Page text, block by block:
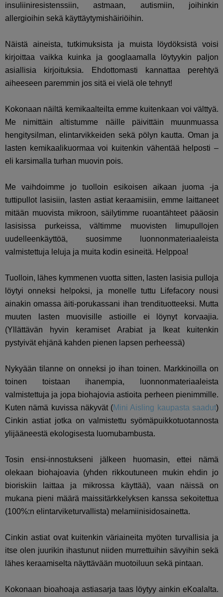
insuliiniresistenssiin, astmaan, autismiin, joihinkin
allergioihin sekä käyttäytymishäiriöihin.
Näistä aineista, tutkimuksista ja muista löydöksistä voisi
kirjoittaa vaikka kuinka ja googlaamalla löytyykin paljon
asiallisia kirjoituksia. Ehdottomasti kannattaa perehtyä
aiheeseen paremmin jos sitä ei vielä ole tehnyt!
Kokonaan näiltä kemikaalteilta emme kuitenkaan voi välttyä.
Me nimittäin altistumme näille päivittäin muunmuassa
hengitysilman, elintarvikkeiden sekä pölyn kautta. Oman ja
lasten kemikaalikuormaa voi kuitenkin vähentää helposti –
eli karsimalla turhan muovin pois.
Me vaihdoimme jo tuolloin esikoisen aikaan juoma -ja
tuttipullot lasisiin, lasten astiat keraamisiin, emme laittaneet
mitään muovista mikroon, säilytimme ruoantähteet pääosin
lasisissa purkeissa, vältimme muovisten limupullojen
uudelleenkäyttöä, suosimme luonnonmateriaaleista
valmistettuja leluja ja muita kodin esineitä. Helppoa!
Tuolloin, lähes kymmenen vuotta sitten, lasten lasisia pulloja
löytyi onneksi helpoksi, ja monelle tuttu Lifefacory nousi
ainakin omassa äiti-porukassani ihan trendituotteeksi. Mutta
muuten lasten muovisille astioille ei löynyt korvaajia.
(Yllättävän hyvin keramiset Arabiat ja Ikeat kuitenkin
pystyivät ehjänä kahden pienen lapsen perheessä)
Nykyään tilanne on onneksi jo ihan toinen. Markkinoilla on
toinen toistaan ihanempia, luonnonmateriaaleista
valmistettuja ja jopa biohajovia astioita perheen pienimmille.
Kuten nämä kuvissa näkyvät (Mini Aisling kaupasta saadut)
Cinkin astiat jotka on valmistettu syömäpuikkotuotannosta
ylijääneestä ekologisesta luomubambusta.
Tosin ensi-innostukseni jälkeen huomasin, ettei nämä
olekaan biohajoavia (yhden rikkoutuneen mukin ehdin jo
bioriskiin laittaa ja mikrossa käyttää), vaan näissä on
mukana pieni määrä maissitärkkelyksen kanssa sekoitettua
(100%:n elintarviketurvallista) melamiinisidosainetta.
Cinkin astiat ovat kuitenkin väriaineita myöten turvallisia ja
itse olen juurikin ihastunut niiden murrettuihin sävyihin sekä
lähes keraamiselta näyttävään muotoiluun sekä pintaan.
Kokonaan bioahoaja astiasarja taas löytyy ainkin eKoalalta.